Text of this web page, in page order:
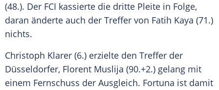
(48.). Der FCI kassierte die dritte Pleite in Folge,
daran änderte auch der Treffer von Fatih Kaya (71.)
nichts.
Christoph Klarer (6.) erzielte den Treffer der
Düsseldorfer, Florent Muslija (90.+2.) gelang mit
einem Fernschuss der Ausgleich. Fortuna ist damit